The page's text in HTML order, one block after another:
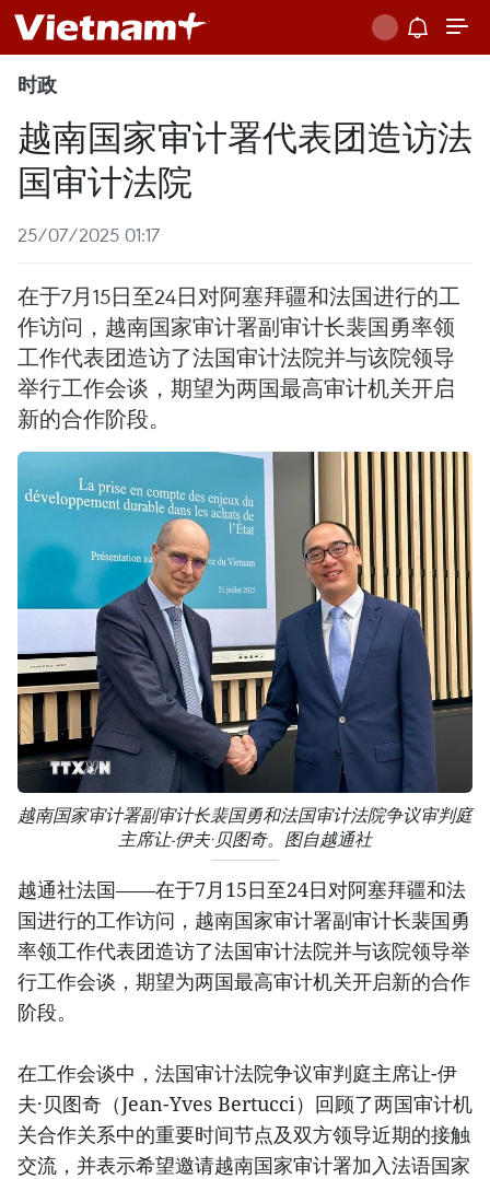
时政
越南国家审计署代表团造访法
国审计法院
25/07/2025 01:17
在于7月15日至24日对阿塞拜疆和法国进行的工
作访问，越南国家审计署副审计长裴国勇率领
工作代表团造访了法国审计法院并与该院领导
举行工作会谈，期望为两国最高审计机关开启
新的合作阶段。
越南国家审计署副审计长裴国勇和法国审计法院争议审判庭
主席让-伊夫·贝图奇。图自越通社
越通社法国——在于7月15日至24日对阿塞拜疆和法
国进行的工作访问，越南国家审计署副审计长裴国勇
率领工作代表团造访了法国审计法院并与该院领导举
行工作会谈，期望为两国最高审计机关开启新的合作
阶段。
在工作会谈中，法国审计法院争议审判庭主席让-伊
夫·贝图奇（Jean-Yves Bertucci）回顾了两国审计机
关合作关系中的重要时间节点及双方领导近期的接触
交流，并表示希望邀请越南国家审计署加入法语国家